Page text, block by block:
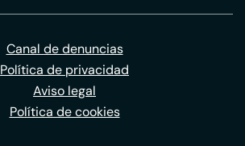
Canal de denuncias
Política de privacidad
Aviso legal
Política de cookies